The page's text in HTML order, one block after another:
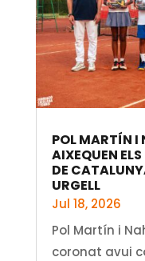
POL MARTÍN I
AIXEQUEN
DE
URGELL
Jul 18, 2026
Pol Martín i
coronat avui